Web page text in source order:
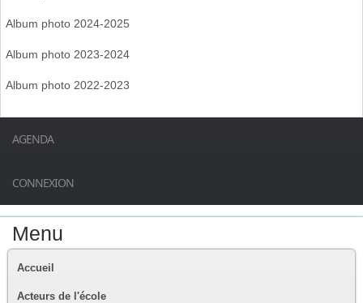
Album photo 2024-2025
Album photo 2023-2024
Album photo 2022-2023
AGENDA
CONNEXION
Menu
Accueil
Acteurs de l'école